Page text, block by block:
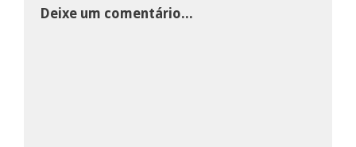
Deixe um comentário...